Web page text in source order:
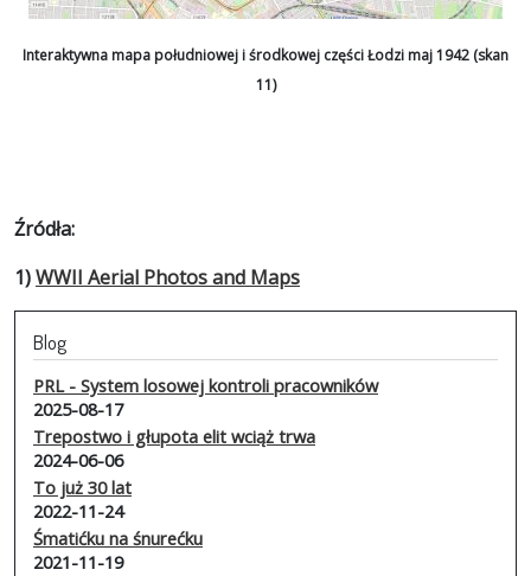
Interaktywna mapa południowej i środkowej części Łodzi maj 1942 (skan
11)
Źródła:
1)WWII Aerial Photos and Maps
Blog
PRL - System losowej kontroli pracowników
2025-08-17
Trepostwo i głupota elit wciąż trwa
2024-06-06
To już 30 lat
2022-11-24
Śmatićku na śnurećku
2021-11-19